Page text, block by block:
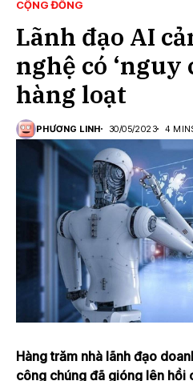
CỘNG ĐỒNG
Lãnh đạo AI
nghệ có ‘nguy
hàng loạt
PHƯƠNG LINH 30/05/2023 4
Hàng trăm nhà lãnh đạo
công chúng đã gióng lên hồi